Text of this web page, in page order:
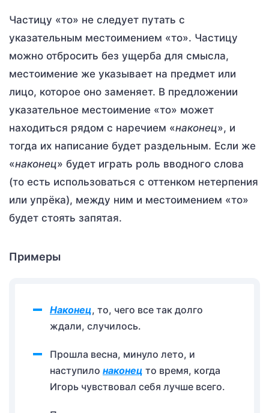
Частицу «то» не следует путать с
указательным местоимением «то». Частицу
можно отбросить без ущерба для смысла,
местоимение же указывает на предмет или
лицо, которое оно заменяет. В предложении
указательное местоимение «то» может
находиться рядом с наречием «наконец», и
тогда их написание будет раздельным. Если же
«наконец» будет играть роль вводного слова
(то есть использоваться с оттенком нетерпения
или упрёка), между ним и местоимением «то»
будет стоять запятая.
Примеры
Наконец, то, чего все так долго
ждали, случилось.
Прошла весна, минуло лето, и
наступило наконец то время, когда
Игорь чувствовал себя лучше всего.